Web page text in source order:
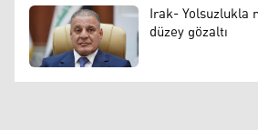
Irak- Yolsuzlukla
düzey gözaltı